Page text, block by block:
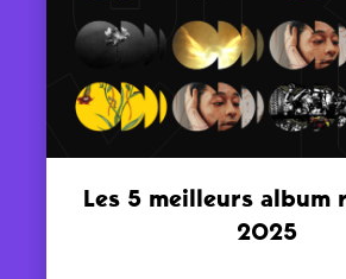
Les 5 meilleurs album
2025